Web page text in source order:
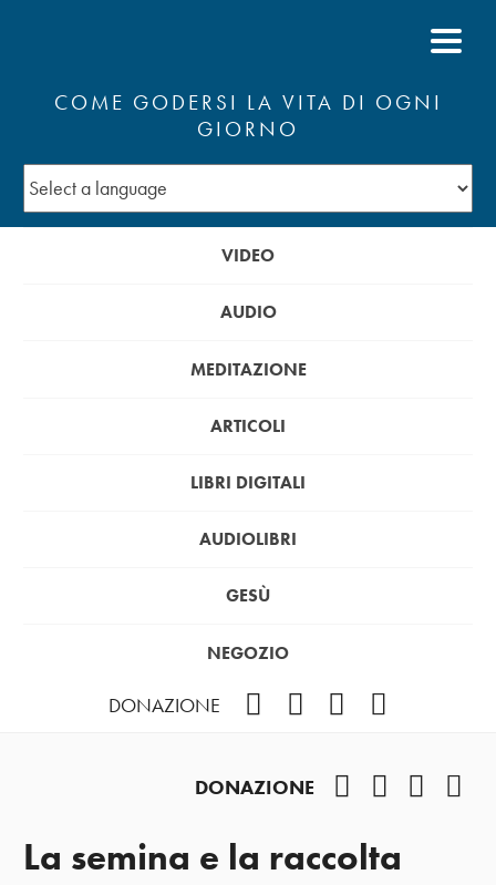
COME GODERSI LA VITA DI OGNI
GIORNO
VIDEO
AUDIO
MEDITAZIONE
ARTICOLI
LIBRI DIGITALI
AUDIOLIBRI
GESÙ
NEGOZIO
DONAZIONE
DONAZIONE
La semina e la raccolta